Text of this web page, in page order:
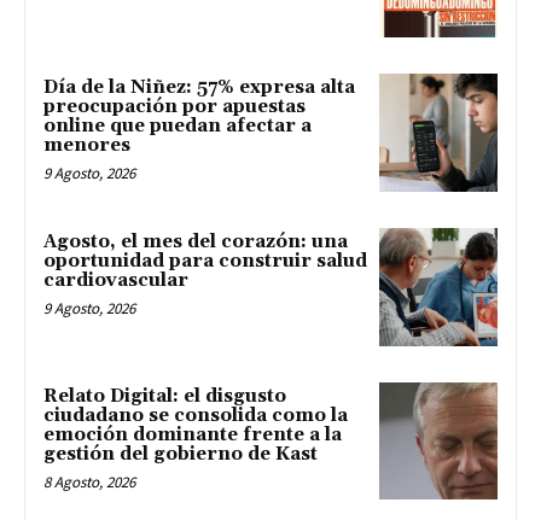
Día de la Niñez: 57% expresa alta
preocupación por apuestas
online que puedan afectar a
menores
9 Agosto, 2026
Agosto, el mes del corazón: una
oportunidad para construir salud
cardiovascular
9 Agosto, 2026
Relato Digital: el disgusto
ciudadano se consolida como la
emoción dominante frente a la
gestión del gobierno de Kast
8 Agosto, 2026